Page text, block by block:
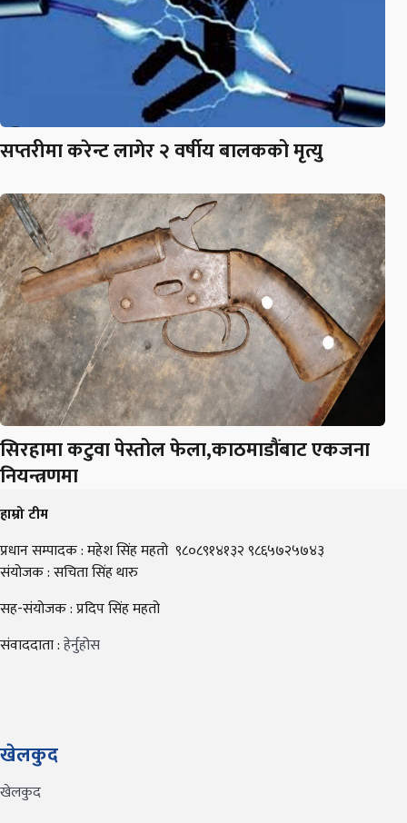
सप्तरीमा करेन्ट लागेर २ वर्षीय बालकको मृत्यु
सिरहामा कटुवा पेस्तोल फेला,काठमाडौंबाट एकजना
नियन्त्रणमा
हाम्रो टीम
प्रधान सम्पादक : महेश सिंह महतो ९८०८९१४१३२ ९८६५७२५७४३
संयोजक : सचिता सिंह थारु
सह-संयोजक : प्रदिप सिंह महतो
संवाददाता :हेर्नुहोस
खेलकुद
खेलकुद